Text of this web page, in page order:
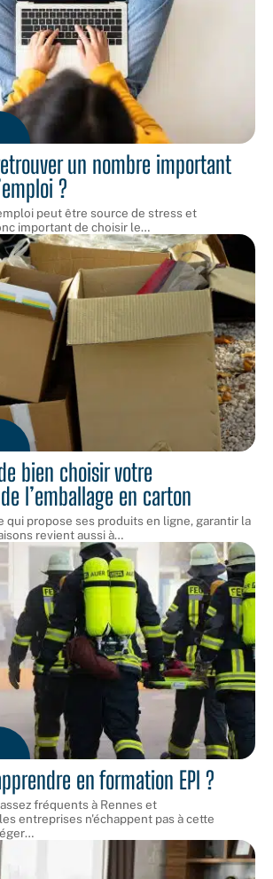
un nombre important
?
peut être source de stress et
important de choisir le…
bien choisir votre
l’emballage en carton
qui propose ses produits en ligne, garantir la
revient aussi à…
en formation EPI ?
fréquents à Rennes et
entreprises n'échappent pas à cette
…